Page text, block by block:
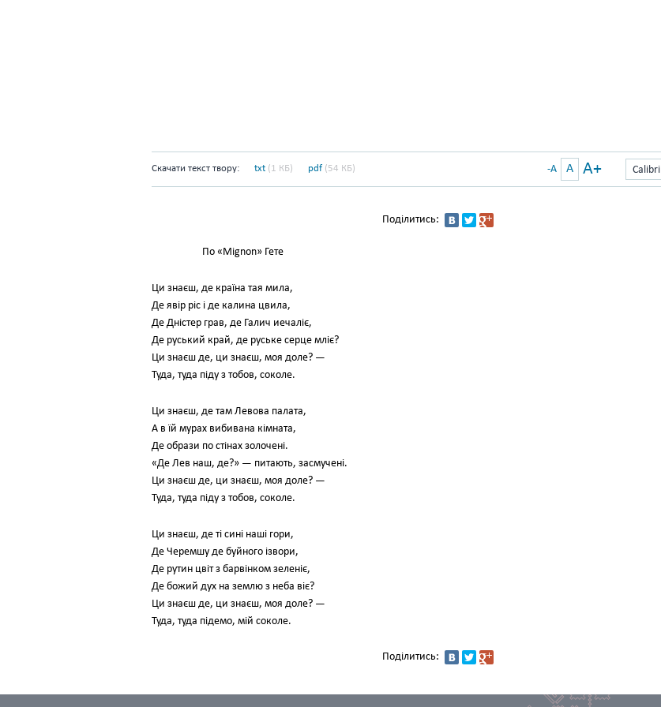
Скачати текст твору: txt (1 КБ) pdf (54 КБ) Calibri
-A A A+
Поділитись:
По «Mignon» Гете
Ци знаєш, де країна тая мила,
Де явір ріс і де калина цвила,
Де Дністер грав, де Галич иечаліє,
Де руський край, де руське серце мліє?
Ци знаєш де, ци знаєш, моя доле? —
Туда, туда піду з тобов, соколе.
Ци знаєш, де там Левова палата,
А в їй мурах вибивана кімната,
Де образи по стінах золочені.
«Де Лев наш, де?» — питають, засмучені.
Ци знаєш де, ци знаєш, моя доле? —
Туда, туда піду з тобов, соколе.
Ци знаєш, де ті сині наші гори,
Де Черемшу де буйного ізвори,
Де рутин цвіт з барвінком зеленіє,
Де божий дух на землю з неба віє?
Ци знаєш де, ци знаєш, моя доле? —
Туда, туда підемо, мій соколе.
Поділитись: